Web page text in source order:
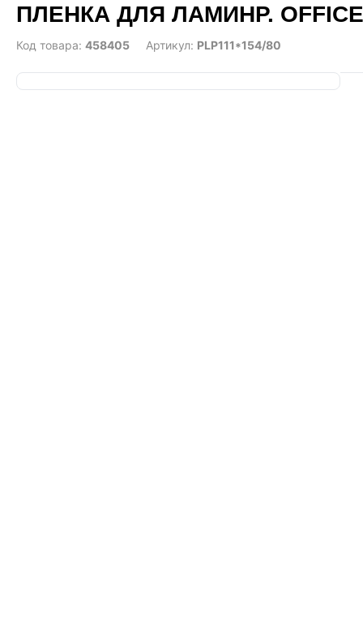
ПЛЕНКА ДЛЯ ЛАМИНР.
Код товара: 458405 Артикул: PLP111*154/80